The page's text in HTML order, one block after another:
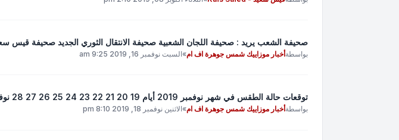
صحيفة الشعب يريد : صحيفة اللجان الشعبية صحيفة الانتقال الثوري الجديد صحيفة قيس
بواسطةأخبار موزاييك شمس جوهرة اف ام»السبت نوفمبر 16, 2019 9:25 am
توقعات حالة الطقس في شهر نوفمبر 2019 أيام 19 20 21 22 23 24 25 26 27 28 نوفمبر 2019
بواسطةأخبار موزاييك شمس جوهرة اف ام»الاثنين نوفمبر 18, 2019 8:10 pm